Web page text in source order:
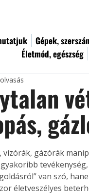
Gépek,
Életmód, egészség
vízórák, gázórák
van szó,
életveszélyes